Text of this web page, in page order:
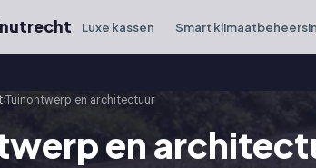
Luxe kassen Smart
›Tuinontwerp en architectuur
en